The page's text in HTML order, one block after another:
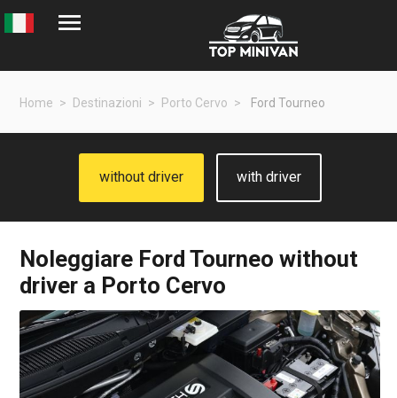
Home Destinazioni Porto Cervo Ford Tourneo
without driver with driver
Noleggiare Ford Tourneo without
driver a Porto Cervo